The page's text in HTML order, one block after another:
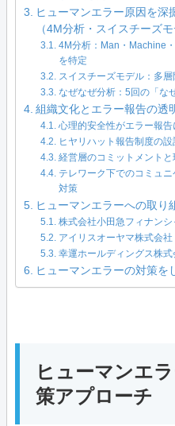
ヒューマンエラー原因を深
（4M分析・スイスチーズ
4M分析：Man・Machine
を特定
スイスチーズモデル：多
なぜなぜ分析：5回の「な
組織文化とエラー報告の透
心理的安全性がエラー報
ヒヤリハット報告制度の設
経営層のコミットメント
テレワーク下でのコミュ
対策
ヒューマンエラーへの取り
株式会社小田急フィナンシ
アイリスオーヤマ株式会社
幸運ホールディングス株式
ヒューマンエラーの対策を
ヒューマンエ
策アプローチ